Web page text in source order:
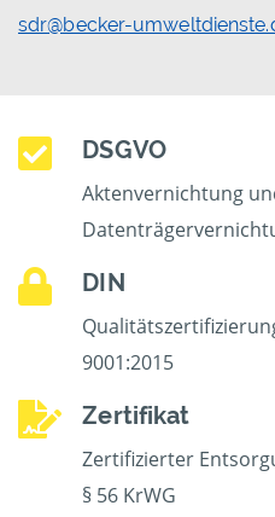
sdr@becker-
DSGVO
Aktenvernichtung
DIN
9001:2015
Zertifikat
Zertifizierter
§ 56 KrWG